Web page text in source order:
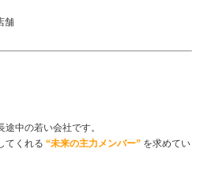
舗
中の若い会社です。
てくれる “未来の主力メンバー” を求めてい